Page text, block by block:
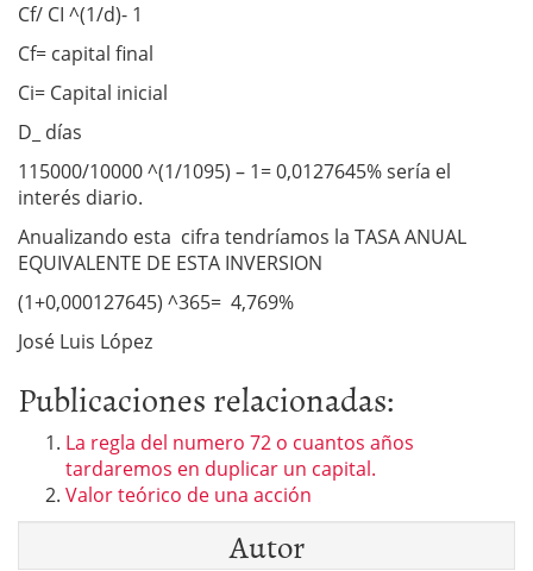
Cf/ CI ^(1/d)- 1
Cf= capital final
Ci= Capital inicial
D_ días
115000/10000 ^(1/1095) – 1= 0,0127645% sería el
interés diario.
Anualizando esta cifra tendríamos la TASA ANUAL
EQUIVALENTE DE ESTA INVERSION
(1+0,000127645) ^365= 4,769%
José Luis López
Publicaciones relacionadas:
La regla del numero 72 o cuantos años
tardaremos en duplicar un capital.
Valor teórico de una acción
Autor